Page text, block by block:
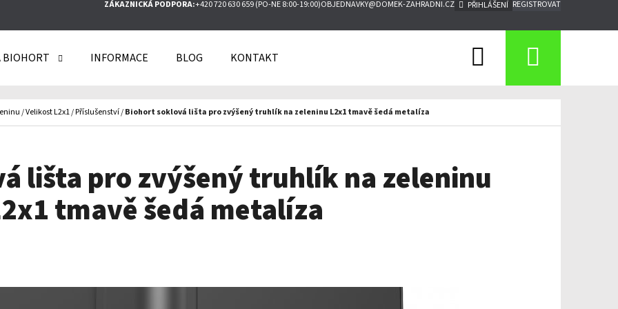
ZÁKAZNICKÁ PODPORA:+420 720 630 659 (PO-NE 8:00-19:00)OBJEDNAVKY@DOMEK-ZAHRADNI.CZ PŘIHLÁŠENÍ REGISTROVAT
BIOHORT INFORMACE BLOG KONTAKT Hledat
/Velikost L2x1/Příslušenství/Biohort soklová lišta pro zvýšený truhlík na zeleninu L2x1 tmavě šedá metalíza
lišta pro zvýšený truhlík na zeleninu
tmavě šedá metalíza
DOPORUČUJEME